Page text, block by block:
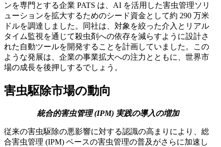
ンを専門とする企業 PATS は、AI を活用した害虫管理ソリ
ューションを拡大するためのシード資金として約 290 万米
ドルを調達しました。同社は、対象を絞った介入とリアル
タイム監視を通じて殺虫剤への依存を減らすように設計さ
れた自動ツールを開発することを計画していました。この
ような発展は、企業の事業拡大への注力とともに、世界市
場の成長を後押しするでしょう。
害虫駆除市場の動向
統合的害虫管理 (IPM) 実践の導入の増加
従来の害虫駆除の悪影響に対する認識の高まりにより、総
合害虫管理 (IPM) ベースの害虫管理の普及がさらに加速し